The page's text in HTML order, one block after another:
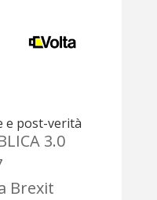
e post-verità
3.0
Brexit